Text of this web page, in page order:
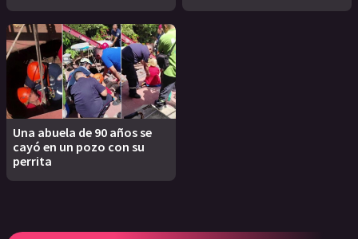
Una abuela de 90 años se
cayó en un pozo con su
perrita